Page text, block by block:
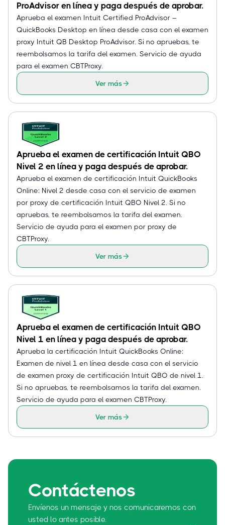
ProAdvisor en línea y paga después de aprobar.
Aprueba el examen Intuit Certified ProAdvisor –
QuickBooks Desktop en línea desde casa con el examen
proxy Intuit QB Desktop ProAdvisor. Si no apruebas, te
reembolsamos la tarifa del examen. Servicio de ayuda
para el examen CBTProxy.
Ver más
Aprueba el examen de certificación Intuit QBO
Nivel 2 en línea y paga después de aprobar.
Aprueba el examen de certificación Intuit QuickBooks
Online: Nivel 2 desde casa con el servicio de examen
por proxy de certificación Intuit QBO Nivel 2. Si no
apruebas, te reembolsamos la tarifa del examen.
Servicio de ayuda para el examen por proxy de
CBTProxy.
Ver más
Aprueba el examen de certificación Intuit QBO
Nivel 1 en línea y paga después de aprobar.
Aprueba la certificación Intuit QuickBooks Online:
Examen de nivel 1 en línea desde casa con el servicio
de examen proxy de certificación Intuit QBO de nivel 1.
Si no apruebas, te reembolsamos la tarifa del examen.
Servicio de ayuda para el examen CBTProxy.
Ver más
Contáctenos
Envíenos un mensaje y nos comunicaremos con
usted lo antes posible.